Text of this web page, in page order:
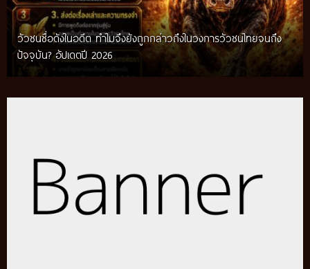
วัวชนชื่อดังในอดีต ทำไมจึงยังถูกกล่าวถึงในวงการวัวชนไทยจนถึง
ปัจจุบัน? อัปเดตปี 2026
กติกาวัวชนสมัยก่อน วิถีการแข่งขันดั้งเดิมที่สืบทอดผ่านภูมิปัญญา
ท้องถิ่น อัปเดตปี 2026